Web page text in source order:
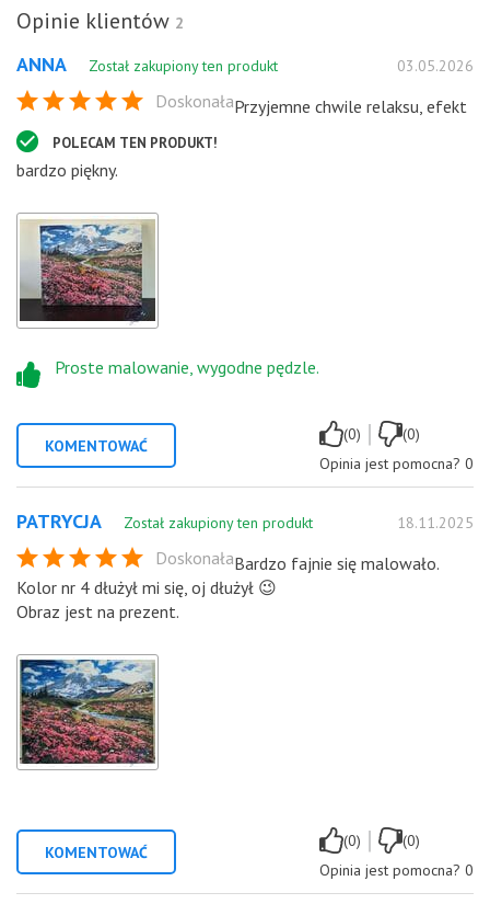
Opinie klientów 2
ANNA Został zakupiony ten produkt 03.05.2026
Doskonała
POLECAM TEN PRODUKT!
Przyjemne chwile relaksu, efekt
bardzo piękny.
Proste malowanie, wygodne pędzle.
KOMENTOWAĆ
(0) |
(0)
Opinia jest pomocna? 0
PATRYCJA Został zakupiony ten produkt 18.11.2025
DoskonałaBardzo fajnie się malowało.
Kolor nr 4 dłużył mi się, oj dłużył 😉
Obraz jest na prezent.
KOMENTOWAĆ
(0) |
(0)
Opinia jest pomocna? 0